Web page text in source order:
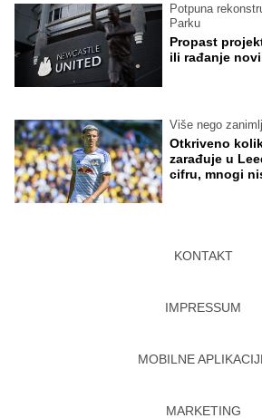
Potpuna
Parku
Propast
ili rađanje
Više nego
Otkriveno
zarađuje u
cifru, mnogi
KONTAKT
IMPRESSUM
MOBILNE
MARKETING